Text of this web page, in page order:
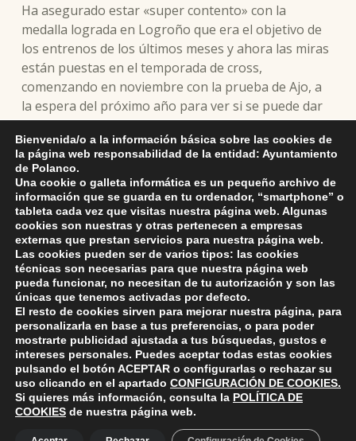
Ha asegurado estar «super contento» con la
medalla lograda en Logroño que era el objetivo de
los entrenos de los últimos meses y ahora las miras
están puestas en el temporada de cross,
comenzando en noviembre con la prueba de Ajo, a
la espera del próximo año para ver si se puede dar
igual de bien que este.
Por su parte, la alcaldesa ha felicitado al atleta y le
ha deseado que continúe en esta buena racha de
éxitos deportivos ya que contribuyen a difundir la
imagen de un municipio que apoya al deporte y a los
deportistas.
Skip back to main navigation
ayuntamiento de polanco
AYUNTAMIENTO DE POLANCO
Ayuntamiento de Polanco. La iglesia R-29 39313 Polanco
Bienvenida/o a la información básica sobre las cookies de
la página web responsabilidad de la entidad: Ayuntamiento
de Polanco.
Una cookie o galleta informática es un pequeño archivo de
información que se guarda en tu ordenador, “smartphone” o
tableta cada vez que visitas nuestra página web. Algunas
cookies son nuestras y otras pertenecen a empresas
externas que prestan servicios para nuestra página web.
Las cookies pueden ser de varios tipos: las cookies
técnicas son necesarias para que nuestra página web
pueda funcionar, no necesitan de tu autorización y son las
únicas que tenemos activadas por defecto.
El resto de cookies sirven para mejorar nuestra página, para
personalizarla en base a tus preferencias, o para poder
mostrarte publicidad ajustada a tus búsquedas, gustos e
intereses personales. Puedes aceptar todas estas cookies
pulsando el botón ACEPTAR o configurarlas o rechazar su
uso clicando en el apartado CONFIGURACIÓN DE COOKIES.
Si quieres más información, consulta la POLÍTICA DE
COOKIES de nuestra página web.